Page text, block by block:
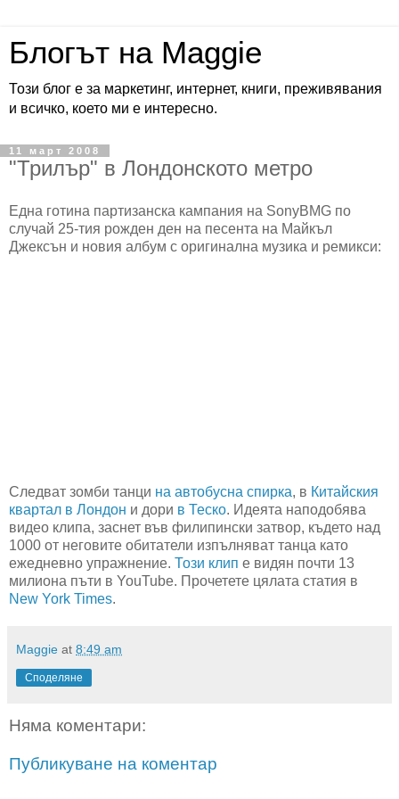
Блогът на Maggie
Този блог е за маркетинг, интернет, книги, преживявания
и всичко, което ми е интересно.
11 март 2008
"Трилър" в Лондонското метро
Една готина партизанска кампания на SonyBMG по
случай 25-тия рожден ден на песента на Майкъл
Джексън и новия албум с оригинална музика и ремикси:
Следват зомби танци на автобусна спирка, в Китайския
квартал в Лондон и дори в Теско. Идеята наподобява
видео клипа, заснет във филипински затвор, където над
1000 от неговите обитатели изпълняват танца като
ежедневно упражнение. Този клип е видян почти 13
милиона пъти в YouTube. Прочетете цялата статия в
New York Times.
Maggie at 8:49 am
Споделяне
Няма коментари:
Публикуване на коментар